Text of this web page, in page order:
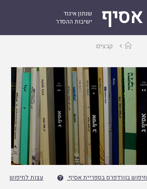
אסיף
שנתון איגוד
ישיבות ההסדר
עמודקבצים
חיפוש בוורדפרס בספריית אסיף  עצות לחיפוש